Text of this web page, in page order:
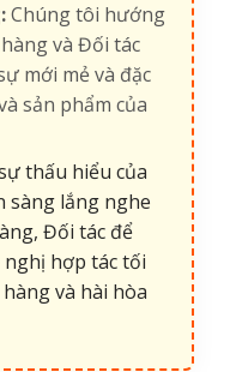
Chúng tôi hướng
và Đối tác
mới mẻ và đặc
sản phẩm của
thấu hiểu của
sàng lắng nghe
Đối tác để
hợp tác tối
và hài hòa